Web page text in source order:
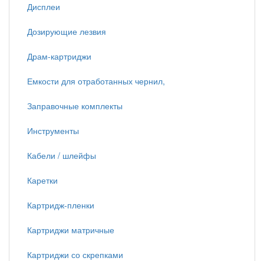
Дисплеи
Дозирующие лезвия
Драм-картриджи
Емкости для отработанных чернил,
Заправочные комплекты
Инструменты
Кабели / шлейфы
Каретки
Картридж-пленки
Картриджи матричные
Картриджи со скрепками